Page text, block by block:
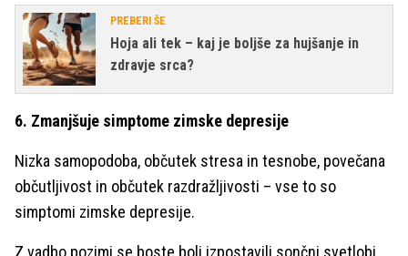
PREBERI ŠE
Hoja ali tek – kaj je boljše za hujšanje in
zdravje srca?
6. Zmanjšuje simptome zimske depresije
Nizka samopodoba, občutek stresa in tesnobe, povečana
občutljivost in občutek razdražljivosti – vse to so
simptomi zimske depresije.
Z vadbo pozimi se boste bolj izpostavili sončni svetlobi,